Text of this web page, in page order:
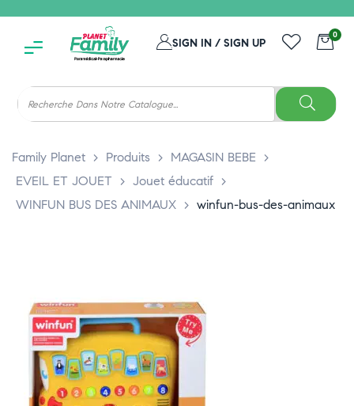
SIGN IN / SIGN UP
0
Family Planet > Produits > MAGASIN BEBE
>
EVEIL ET JOUET
> Jouet éducatif >
WINFUN BUS DES ANIMAUX > winfun-bus-des-animaux